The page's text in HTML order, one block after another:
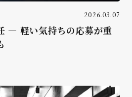
2026.03.07
― 軽い気持ちの応募が重